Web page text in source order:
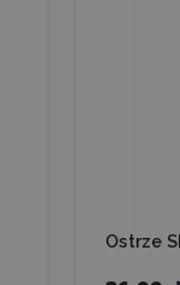
Ostrze